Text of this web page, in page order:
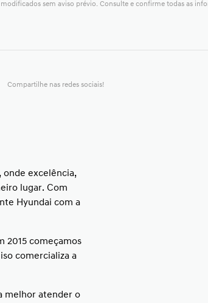
modificados sem aviso prévio. Consulte e confirme todas as
Compartilhe nas redes sociais!
onde excelência,
lugar. Com
Hyundai com a
2015 começamos
comercializa a
melhor atender o